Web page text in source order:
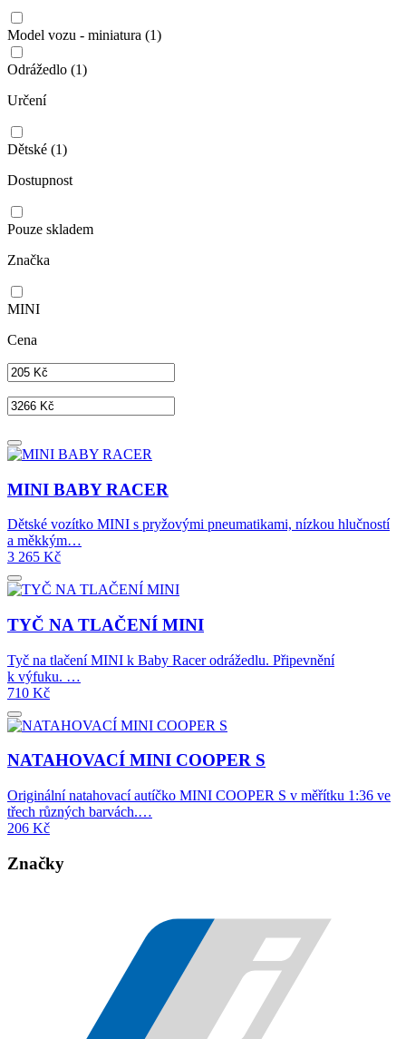
Model vozu - miniatura (1)
Odrážedlo (1)
Určení
Dětské (1)
Dostupnost
Pouze skladem
Značka
MINI
Cena
MINI BABY RACER
Dětské vozítko MINI s pryžovými pneumatikami, nízkou hlučností
a měkkým…
3 265 Kč
TYČ NA TLAČENÍ MINI
Tyč na tlačení MINI k Baby Racer odrážedlu. Připevnění
k výfuku. …
710 Kč
NATAHOVACÍ MINI COOPER S
Originální natahovací autíčko MINI COOPER S v měřítku 1:36 ve
třech různých barvách.…
206 Kč
Značky